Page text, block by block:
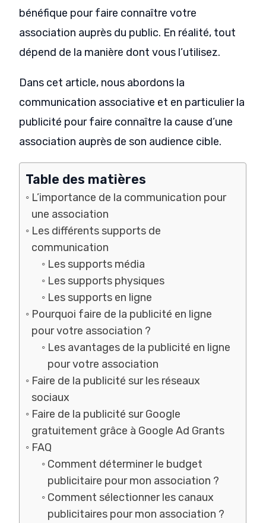
bénéfique pour faire connaître votre
association auprès du public. En réalité, tout
dépend de la manière dont vous l’utilisez.
Dans cet article, nous abordons la
communication associative et en particulier la
publicité pour faire connaître la cause d’une
association auprès de son audience cible.
Table des matières
L’importance de la communication pour
une association
Les différents supports de
communication
Les supports média
Les supports physiques
Les supports en ligne
Pourquoi faire de la publicité en ligne
pour votre association ?
Les avantages de la publicité en ligne
pour votre association
Faire de la publicité sur les réseaux
sociaux
Faire de la publicité sur Google
gratuitement grâce à Google Ad Grants
FAQ
Comment déterminer le budget
publicitaire pour mon association ?
Comment sélectionner les canaux
publicitaires pour mon association ?